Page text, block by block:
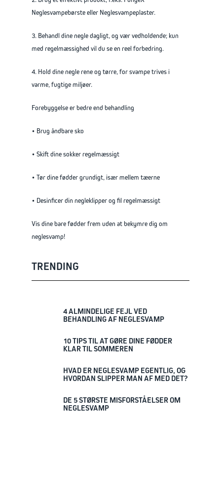
Neglesvampebørste eller Neglesvampeplaster.
3. Behandl dine negle dagligt, og vær vedholdende; kun
med regelmæssighed vil du se en reel forbedring.
4. Hold dine negle rene og tørre, for svampe trives i
varme, fugtige miljøer.
Forebyggelse er bedre end behandling
• Brug åndbare sko
• Skift dine sokker regelmæssigt
• Tør dine fødder grundigt, især mellem tæerne
• Desinficer din negleklipper og fil regelmæssigt
Vis dine bare fødder frem uden at bekymre dig om
neglesvamp!
TRENDING
4 ALMINDELIGE FEJL VED
BEHANDLING AF NEGLESVAMP
10 TIPS TIL AT GØRE DINE FØDDER
KLAR TIL SOMMEREN
HVAD ER NEGLESVAMP EGENTLIG, OG
HVORDAN SLIPPER MAN AF MED DET?
DE 5 STØRSTE MISFORSTÅELSER OM
NEGLESVAMP